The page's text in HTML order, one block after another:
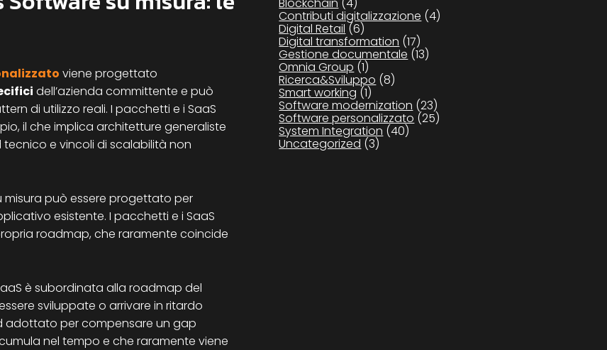
viene progettato
dell’azienda committente e può
di utilizzo reali. I pacchetti e i SaaS
il che implica architetture generaliste
e vincoli di scalabilità non
misura può essere progettato per
esistente. I pacchetti e i SaaS
roadmap, che raramente coincide
è subordinata alla roadmap del
sviluppate o arrivare in ritardo
adottato per compensare un gap
nel tempo e che raramente viene
Contributi digitalizzazione (4)
Digital Retail (6)
Digital transformation (17)
Gestione documentale (13)
Omnia Group (1)
Ricerca&Sviluppo (8)
Smart working (1)
Software modernization (23)
Software personalizzato (25)
System Integration (40)
Uncategorized (3)